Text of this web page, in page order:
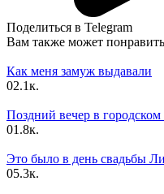
Поделиться в Telegram
Вам также может
Как меня замуж выдавали
02.1к.
Поздний вечер в городском
01.8к.
Это было в день свадьбы
05.3к.